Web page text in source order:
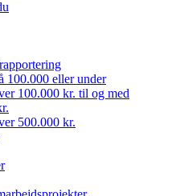
100.000 eller under
100.000 kr. til og med
500.000 kr.